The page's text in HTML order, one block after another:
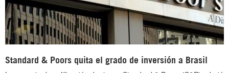
Standard & Poors quita el grado de inversión a Brasil